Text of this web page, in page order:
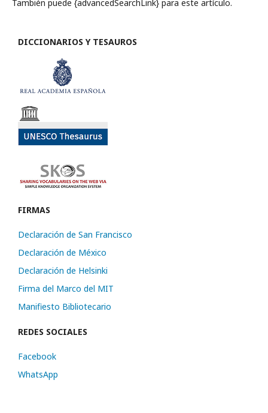
También puede {advancedSearchLink} para este artículo.
DICCIONARIOS Y TESAUROS
FIRMAS
Declaración de San Francisco
Declaración de México
Declaración de Helsinki
Firma del Marco del MIT
Manifiesto Bibliotecario
REDES SOCIALES
Facebook
WhatsApp